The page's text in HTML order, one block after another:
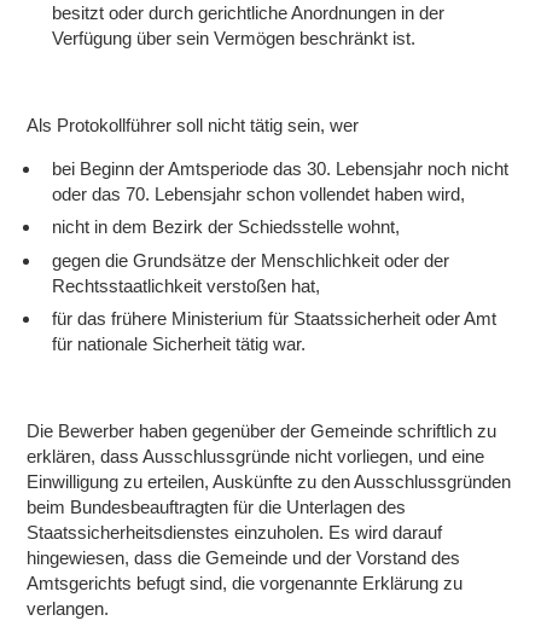
besitzt oder durch gerichtliche Anordnungen in der
Verfügung über sein Vermögen beschränkt ist.
Als Protokollführer soll nicht tätig sein, wer
bei Beginn der Amtsperiode das 30. Lebensjahr noch nicht
oder das 70. Lebensjahr schon vollendet haben wird,
nicht in dem Bezirk der Schiedsstelle wohnt,
gegen die Grundsätze der Menschlichkeit oder der
Rechtsstaatlichkeit verstoßen hat,
für das frühere Ministerium für Staatssicherheit oder Amt
für nationale Sicherheit tätig war.
Die Bewerber haben gegenüber der Gemeinde schriftlich zu
erklären, dass Ausschlussgründe nicht vorliegen, und eine
Einwilligung zu erteilen, Auskünfte zu den Ausschlussgründen
beim Bundesbeauftragten für die Unterlagen des
Staatssicherheitsdienstes einzuholen. Es wird darauf
hingewiesen, dass die Gemeinde und der Vorstand des
Amtsgerichts befugt sind, die vorgenannte Erklärung zu
verlangen.